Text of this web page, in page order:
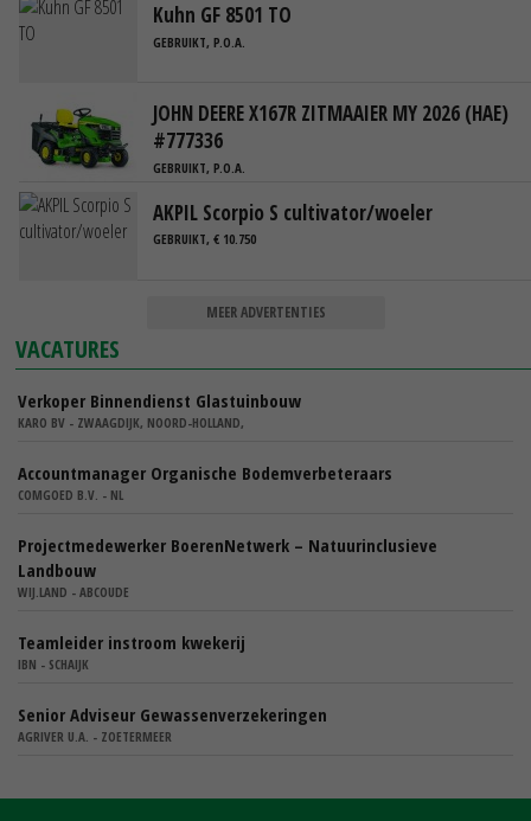
Kuhn GF 8501 TO
GEBRUIKT, P.O.A.
JOHN DEERE X167R ZITMAAIER MY 2026 (HAE)
#777336
GEBRUIKT, P.O.A.
AKPIL Scorpio S cultivator/woeler
GEBRUIKT, € 10.750
MEER ADVERTENTIES
VACATURES
Verkoper Binnendienst Glastuinbouw
KARO BV - ZWAAGDIJK, NOORD-HOLLAND,
Accountmanager Organische Bodemverbeteraars
COMGOED B.V. - NL
Projectmedewerker BoerenNetwerk – Natuurinclusieve
Landbouw
WIJ.LAND - ABCOUDE
Teamleider instroom kwekerij
IBN - SCHAIJK
Senior Adviseur Gewassenverzekeringen
AGRIVER U.A. - ZOETERMEER